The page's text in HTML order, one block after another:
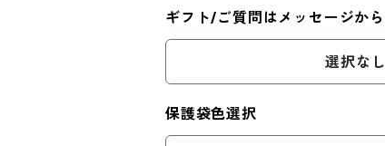
ギフト/ご質問はメッセージから
選択なし
保護袋色選択